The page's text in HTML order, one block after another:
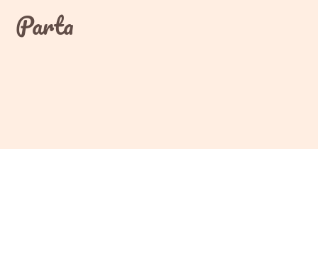
contentParta